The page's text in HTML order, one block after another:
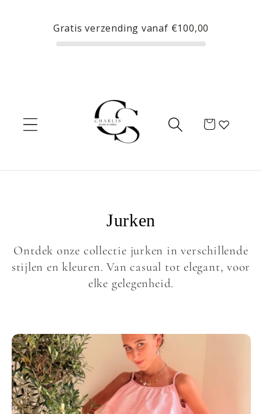
Gratis verzending vanaf €100,00
content
Winkelwagen
C
l
l
c
i
e
Jurken
Ontdek onze collectie jurken in verschillende
stijlen en kleuren. Van casual tot elegant, voor
elke gelegenheid.